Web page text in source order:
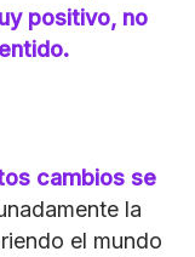
positivo, no
cambios se
la
el mundo